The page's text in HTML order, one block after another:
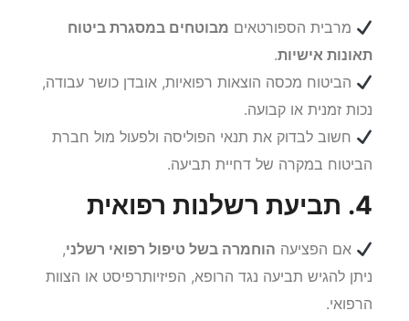
מרבית הספורטאים מבוטחים במסגרת ביטוח
תאונות אישיות.
הביטוח מכסה הוצאות רפואיות, אובדן כושר עבודה,
נכות זמנית או קבועה.
חשוב לבדוק את תנאי הפוליסה ולפעול מול חברת
הביטוח במקרה של דחיית תביעה.
4. תביעת רשלנות רפואית
אם הפציעה הוחמרה בשל טיפול רפואי רשלני,
ניתן להגיש תביעה נגד הרופא, הפיזיותרפיסט או הצוות
הרפואי.